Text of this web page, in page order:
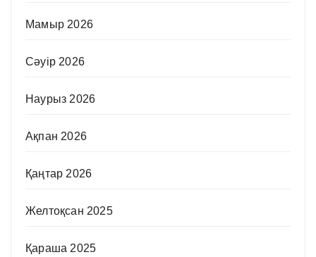
Мамыр 2026
Сәуір 2026
Наурыз 2026
Ақпан 2026
Қаңтар 2026
Желтоқсан 2025
Қараша 2025